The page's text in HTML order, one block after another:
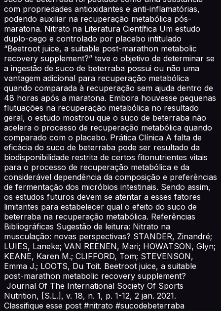
com propriedades antioxidantes e anti-inflamatórias,
podendo auxiliar na recuperação metabólica pós-
maratona. Nitrato na Literatura Científica Um estudo
duplo-cego e controlado por placebo intitulado
“Beetroot juice, a suitable post-marathon metabolic
recovery supplement?” teve o objetivo de determinar se
a ingestão de suco de beterraba possui ou não uma
vantagem adicional para recuperação metabólica
quando comparada à recuperação sem ajuda dentro de
48 horas após a maratona. Embora houvesse pequenas
flutuações na recuperação metabólica no resultado
geral, o estudo mostrou que o suco de beterraba não
acelera o processo de recuperação metabólica quando
comparado com o placebo. Prática Clínica A falta de
eficácia do suco de beterraba pode ser resultado da
biodisponibilidade restrita de certos fitonutrientes vitais
para o processo de recuperação metabólica e da
considerável dependência da composição e preferências
de fermentação dos micróbios intestinais. Sendo assim,
os estudos futuros devem se atentar a esses fatores
limitantes para estabelecer qual o efeito do suco de
beterraba na recuperação metabólica. Referências
Bibliográficas Sugestão de leitura: Nitrato na
musculação: novas perspectivas? STANDER, Zinandré;
LUIES, Laneke; VAN REENEN, Mari; HOWATSON, Glyn;
KEANE, Karen M.; CLIFFORD, Tom; STEVENSON,
Emma J.; LOOTS, Du Toit. Beetroot juice, a suitable
post-marathon metabolic recovery supplement?
Journal Of The International Society Of Sports
Nutrition, [S.L.], v. 18, n. 1, p. 1-12, 2 jan. 2021.
Classifique esse post #nitrato #sucodebeterraba